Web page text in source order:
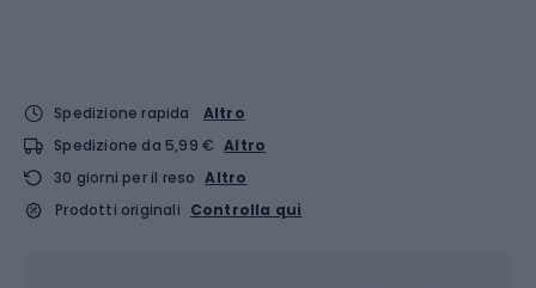
Spedizione rapida
Altro
Spedizione da 5,99 € Altro
30 giorni per il reso Altro
Prodotti originali Controlla qui